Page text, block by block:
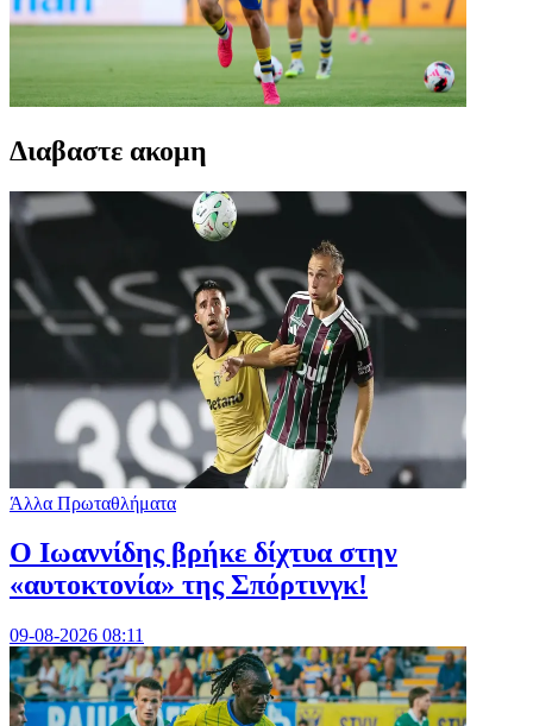
Διαβαστε ακομη
Άλλα Πρωταθλήματα
Ο Ιωαννίδης βρήκε δίχτυα στην
«αυτοκτονία» της Σπόρτινγκ!
09-08-2026 08:11